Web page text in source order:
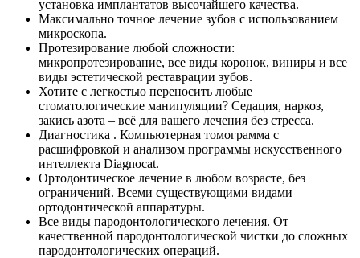
установка имплантатов высочайшего качества.
Максимально точное лечение зубов с использованием
микроскопа.
Протезирование любой сложности:
микропротезирование, все виды коронок, виниры и все
виды эстетической реставрации зубов.
Хотите с легкостью переносить любые
стоматологические манипуляции? Седация, наркоз,
закись азота – всё для вашего лечения без стресса.
Диагностика . Компьютерная томограмма с
расшифровкой и анализом программы искусственного
интеллекта Diagnocat.
Ортодонтическое лечение в любом возрасте, без
ограничений. Всеми существующими видами
ортодонтической аппаратуры.
Все виды пародонтологического лечения. От
качественной пародонтологической чистки до сложных
пародонтологических операций.